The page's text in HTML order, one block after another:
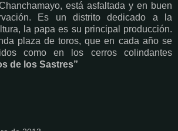
está asfaltada y en buen
Es un distrito dedicado a la
la papa es su principal producción.
plaza de toros, que en cada año se
como en los cerros colindantes
de los Sastres”